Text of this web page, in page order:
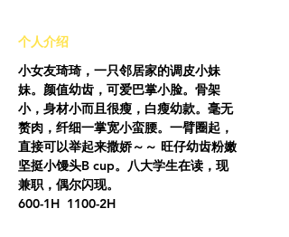
​个人介绍
小女友琦琦，一只邻居家的调皮小妹
妹。颜值幼齿，可爱巴掌小脸。骨架
小，身材小而且很瘦，白瘦幼款。毫无
赘肉，纤细一掌宽小蛮腰。一臂圈起，
直接可以举起来撒娇～～ 旺仔幼齿粉嫩
坚挺小馒头B cup。八大学生在读，现
兼职，偶尔闪现。
600-1H  1100-2H